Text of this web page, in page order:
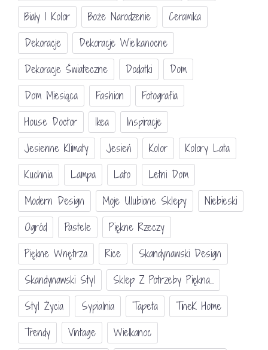
Biały I Kolor
Boże Narodzenie
Ceramika
Dekoracje
Dekoracje Wielkanocne
Dekoracje Świateczne
Dodatki
Dom
Dom Miesiąca
Fashion
Fotografia
House Doctor
Ikea
Inspiracje
Jesienne Klimaty
Jesień Kolor
Kolory Lata
Kuchnia
Lampa Lato
Letni Dom
Modern Design
Moje Ulubione Sklepy
Niebieski
Ogród
Pastele
Piękne Rzeczy
Piękne Wnętrza
Rice
Skandynawski Design
Skandynawski Styl
Sklep Z Potrzeby Piękna...
Styl Życia
Sypialnia Tapeta
TineK Home
Trendy
Vintage
Wielkanoc